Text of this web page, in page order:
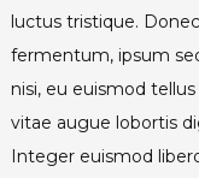
luctus tristique.
fermentum, ipsum
nisi, eu euismod
vitae augue lobortis
Integer euismod